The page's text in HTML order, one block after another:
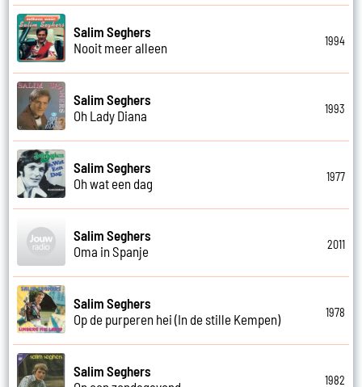
Salim Seghers
Nooit meer alleen
1994
Salim Seghers
Oh Lady Diana
1993
Salim Seghers
Oh wat een dag
1977
Salim Seghers
Oma in Spanje
2011
Salim Seghers
Op de purperen hei (In de stille Kempen)
1978
Salim Seghers
1982